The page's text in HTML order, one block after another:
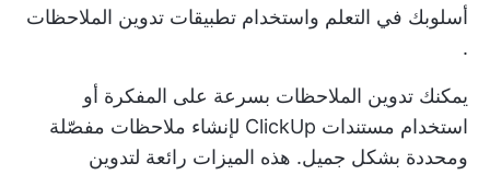
أسلوبك في التعلم واستخدام تطبيقات تدوين الملاحظات
.
يمكنك تدوين الملاحظات بسرعة على المفكرة أو
استخدام مستندات ClickUp
لإنشاء ملاحظات مفصّلة
ومحددة بشكل جميل. هذه الميزات رائعة لتدوين